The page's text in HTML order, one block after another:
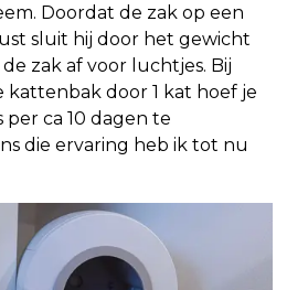
Doordat de zak op een
sluit hij door het gewicht
zak af voor luchtjes. Bij
kattenbak door 1 kat hoef je
per ca 10 dagen te
die ervaring heb ik tot nu